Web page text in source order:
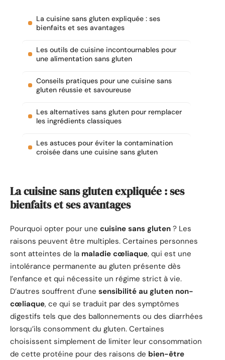
La cuisine sans gluten expliquée : ses
bienfaits et ses avantages
Les outils de cuisine incontournables pour
une alimentation sans gluten
Conseils pratiques pour une cuisine sans
gluten réussie et savoureuse
Les alternatives sans gluten pour remplacer
les ingrédients classiques
Les astuces pour éviter la contamination
croisée dans une cuisine sans gluten
La cuisine sans gluten expliquée : ses
bienfaits et ses avantages
Pourquoi opter pour une cuisine sans gluten ? Les
raisons peuvent être multiples. Certaines personnes
sont atteintes de la maladie cœliaque, qui est une
intolérance permanente au gluten présente dès
l’enfance et qui nécessite un régime strict à vie.
D’autres souffrent d’une sensibilité au gluten non-
cœliaque, ce qui se traduit par des symptômes
digestifs tels que des ballonnements ou des diarrhées
lorsqu’ils consomment du gluten. Certaines
choisissent simplement de limiter leur consommation
de cette protéine pour des raisons de bien-être